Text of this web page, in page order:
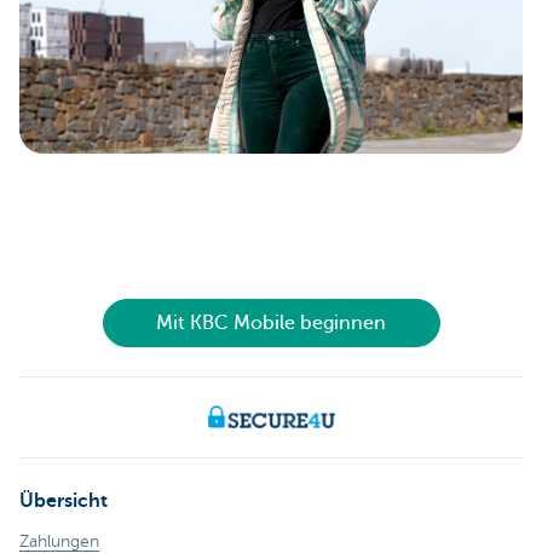
Mit KBC Mobile beginnen
Übersicht
Zahlungen